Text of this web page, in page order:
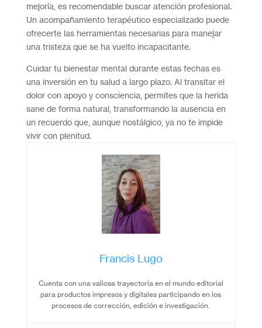
mejoría, es recomendable buscar atención profesional.
Un acompañamiento terapéutico especializado puede
ofrecerte las herramientas necesarias para manejar
una tristeza que se ha vuelto incapacitante.
Cuidar tu bienestar mental durante estas fechas es
una inversión en tu salud a largo plazo. Al transitar el
dolor con apoyo y consciencia, permites que la herida
sane de forma natural, transformando la ausencia en
un recuerdo que, aunque nostálgico, ya no te impide
vivir con plenitud.
Francis Lugo
Cuenta con una valiosa trayectoria en el mundo editorial
para productos impresos y digitales participando en los
procesos de corrección, edición e investigación.